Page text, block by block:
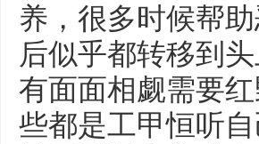
养，很多时候帮
后似乎都转移到
有面面相觑需要
些都是工甲恒听